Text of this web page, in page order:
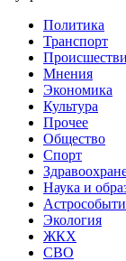
Политика
Транспорт
Мнения
Экономика
Культура
Прочее
Общество
Спорт
Наука и
Экология
ЖКХ
СВО